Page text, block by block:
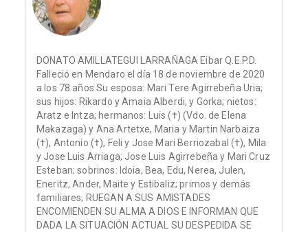
DONATO AMILLATEGUI LARRAÑAGA Eibar Q.E.P.D.
Falleció en Mendaro el día 18 de noviembre de 2020
a los 78 años Su esposa: Mari Tere Agirrebeña Uria;
sus hijos: Rikardo y Amaia Alberdi, y Gorka; nietos:
Aratz e Intza; hermanos: Luis (†) (Vdo. de Elena
Makazaga) y Ana Artetxe, Maria y Martin Narbaiza
(†), Antonio (†), Feli y Jose Mari Berriozabal (†), Mila
y Jose Luis Arriaga; Jose Luis Agirrebeña y Mari Cruz
Esteban; sobrinos: Idoia, Bea, Edu, Nerea, Julen,
Eneritz, Ander, Maite y Estibaliz; primos y demás
familiares; RUEGAN A SUS AMISTADES
ENCOMIENDEN SU ALMA A DIOS E INFORMAN QUE
DADA LA SITUACIÓN ACTUAL SU DESPEDIDA SE